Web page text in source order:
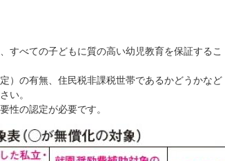
すべての子どもに質の高い幼児教育を保証するこ
）の有無、住民税非課税世帯であるかどうかなど
い。
性の認定が必要です。